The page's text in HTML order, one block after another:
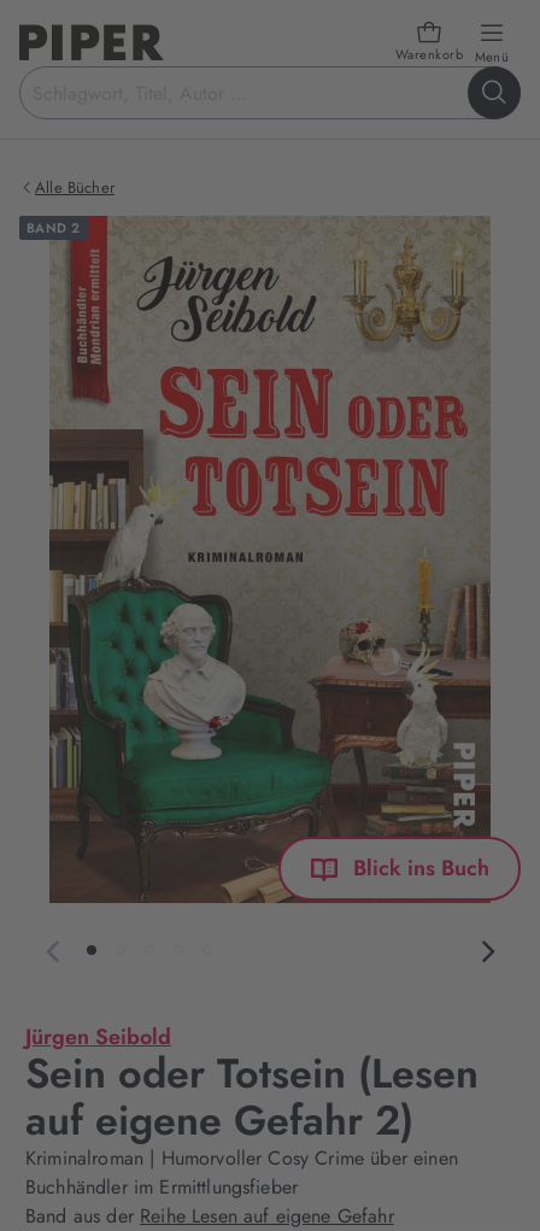
Warenkorb Menü
Suchbegriff
eingeben
Alle Bücher
BAND 2
Blick ins Buch
Produktbilder
zum
Buch
Jürgen Seibold
Sein oder Totsein (Lesen
auf eigene Gefahr 2)
Kriminalroman | Humorvoller Cosy Crime über einen
Buchhändler im Ermittlungsfieber
Band aus der Reihe Lesen auf eigene Gefahr